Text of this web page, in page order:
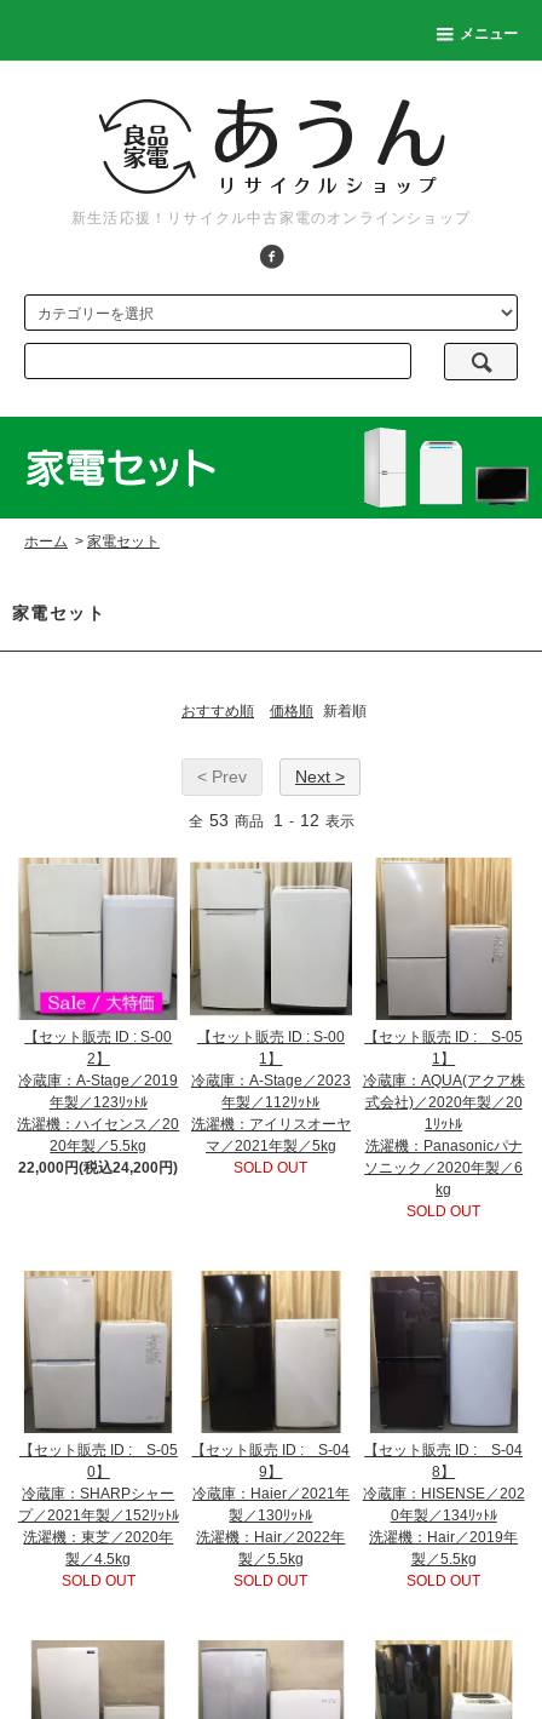
メニュー
新生活応援！リサイクル中古家電のオンラインショップ
ホーム > 家電セット
家電セット
おすすめ順 価格順 新着順
< Prev Next >
全 53 商品 1 - 12 表示
【セット販売 ID : S-00
2】
冷蔵庫：A-Stage／2019
年製／123ﾘｯﾄﾙ
洗濯機：ハイセンス／20
20年製／5.5kg
22,000円(税込24,200円)
【セット販売 ID : S-00
1】
冷蔵庫：A-Stage／2023
年製／112ﾘｯﾄﾙ
洗濯機：アイリスオーヤ
マ／2021年製／5kg
SOLD OUT
【セット販売 ID : S-05
1】
冷蔵庫：AQUA(アクア株
式会社)／2020年製／20
1ﾘｯﾄﾙ
洗濯機：Panasonicパナ
ソニック／2020年製／6
kg
SOLD OUT
【セット販売 ID : S-05
0】
冷蔵庫：SHARPシャー
プ／2021年製／152ﾘｯﾄﾙ
洗濯機：東芝／2020年
製／4.5kg
SOLD OUT
【セット販売 ID : S-04
9】
冷蔵庫：Haier／2021年
製／130ﾘｯﾄﾙ
洗濯機：Hair／2022年
製／5.5kg
SOLD OUT
【セット販売 ID : S-04
8】
冷蔵庫：HISENSE／202
0年製／134ﾘｯﾄﾙ
洗濯機：Hair／2019年
製／5.5kg
SOLD OUT